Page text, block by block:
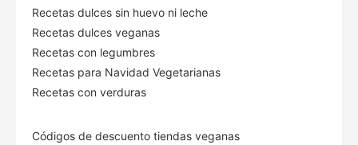
Recetas dulces sin huevo ni leche
Recetas dulces veganas
Recetas con legumbres
Recetas para Navidad Vegetarianas
Recetas con verduras
Códigos de descuento tiendas veganas